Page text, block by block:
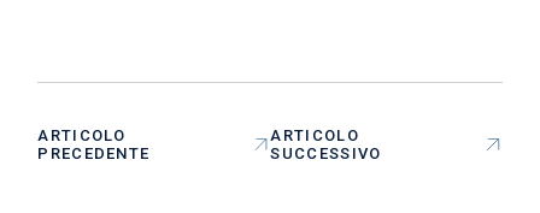
ARTICOLO
PRECEDENTE
ARTICOLO
SUCCESSIVO